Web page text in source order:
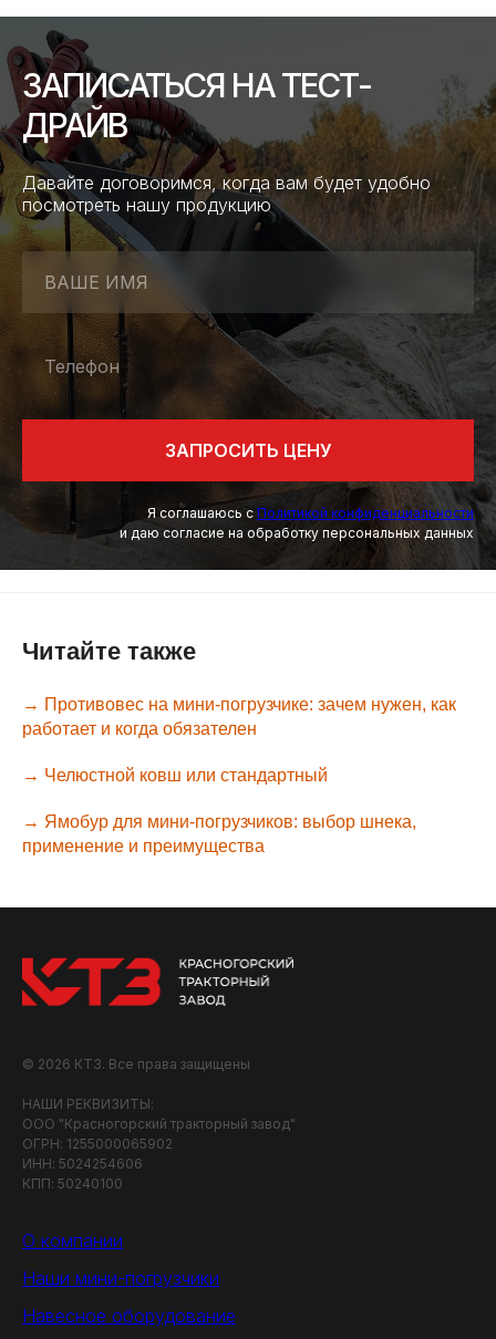
ЗАПИСАТЬСЯ НА ТЕСТ-
ДРАЙВ
Давайте договоримся, когда вам будет удобно
посмотреть нашу продукцию
ВАШЕ ИМЯ
Телефон
ЗАПРОСИТЬ ЦЕНУ
Я соглашаюсь с Политикой конфиденциальности
и даю согласие на обработку персональных данных
Читайте также
→ Противовес на мини-погрузчике: зачем нужен, как
работает и когда обязателен
→ Челюстной ковш или стандартный
→ Ямобур для мини-погрузчиков: выбор шнека,
применение и преимущества
© 2026 КТЗ. Все права защищены
НАШИ РЕКВИЗИТЫ:
ООО "Красногорский тракторный завод"
ОГРН: 1255000065902
ИНН: 5024254606
КПП: 50240100
О компании
Наши мини-погрузчики
Навесное оборудование